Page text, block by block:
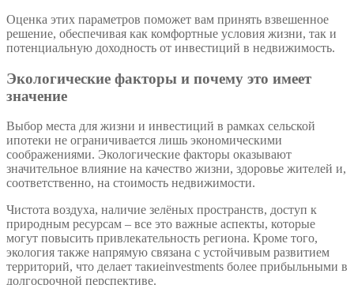
Оценка этих параметров поможет вам принять взвешенное
решение, обеспечивая как комфортные условия жизни, так и
потенциальную доходность от инвестиций в недвижимость.
Экологические факторы и почему это имеет
значение
Выбор места для жизни и инвестиций в рамках сельской
ипотеки не ограничивается лишь экономическими
соображениями. Экологические факторы оказывают
значительное влияние на качество жизни, здоровье жителей и,
соответственно, на стоимость недвижимости.
Чистота воздуха, наличие зелёных пространств, доступ к
природным ресурсам – все это важные аспекты, которые
могут повысить привлекательность региона. Кроме того,
экология также напрямую связана с устойчивым развитием
территорий, что делает такиеinvestments более прибыльными в
долгосрочной перспективе.